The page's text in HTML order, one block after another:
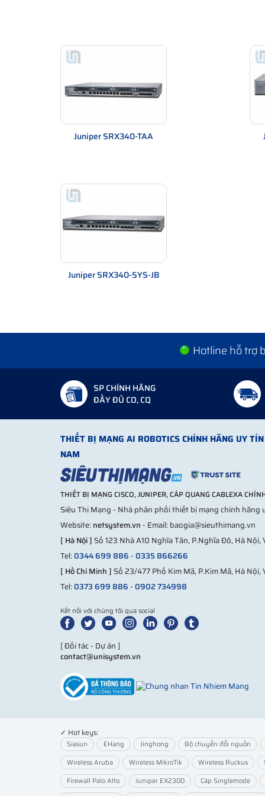
Khi nào nên và không nên dùng
Khi nên dùng
Doanh nghiệp có dữ liệu quan trọng
Cần VPN cho nhân viên từ xa
Không có yêu cầu bảo mật nâng cao
Bảo mật nhiều lớp
Hiệu năng xử lý cao
Nhược điểm
Cần kỹ thuật cấu hình
Có thể dư tính năng nếu dùng sai quy mô
Sai lầm phổ biến là dùng firewall enterprise cho
Nên chọn Juniper Firewall trong trường
Trường hợp phù hợp
Doanh nghiệp nhiều chi nhánh
Hệ thống ERP, dữ liệu nội bộ quan trọng
Có nhân viên làm việc từ xa
Cần kiểm soát truy cập Internet
Trường hợp không phù hợp
Văn phòng nhỏ ít người
Chỉ cần router cơ bản
Quy trình chọn thực tế
Xác định mức độ rủi ro bảo mật
Đánh giá số lượng người dùng
Chọn model SRX phù hợp
Một công ty logistics triển khai SRX Firewall:
Phân tách mạng nội bộ và hệ thống kho
Thiết lập VPN cho nhân viên từ xa
Chặn truy cập trái phép từ bên ngoài
Giảm sự cố tấn công phishing
Juniper SRX340-TAA
Juniper SRX340-SYS-JB
Hotline hỗ trợ
SP CHÍNH HÃNG
ĐẦY ĐỦ CO, CQ
THIẾT BỊ MẠNG AI ROBOTICS CHÍNH HÃNG UY
NAM
THIẾT BỊ MẠNG CISCO, JUNIPER, CÁP QUANG CABLEXA
Siêu Thị Mạng - Nhà phân phối thiết bị mạng chính hãng
Website: netsystem.vn- Email: baogia@sieuthimang.vn
[ Hà Nội ] Số 123 Nhà A10 Nghĩa Tân, P.Nghĩa Đô, Hà Nội,
Tel:0344 699 886-0335 866266
[ Hồ Chí Minh ] Số 23/477 Phố Kim Mã, P.Kim Mã, Hà Nội,
Tel:0373 699 886-0902 734998
Kết nối với chúng tôi qua social
[ Đối tác - Dự án ]
contact@unisystem.vn
✓ Hot keys:
Siasun EHang Jinghong Bộ chuyển đổi nguồn
Wireless Aruba
Wireless MikroTik Wireless Ruckus
Firewall Palo Alto
Juniper EX2300 Cáp Singlemode